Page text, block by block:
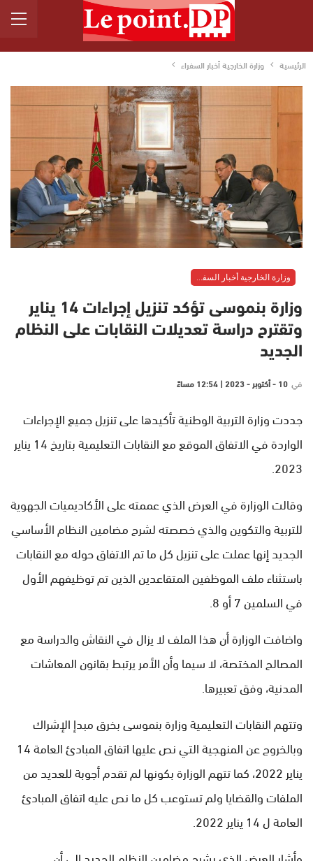
الرئيسية وزارة الخارجية أخبار السفراء
وزارة الخارجية أخبار السفراء
وزارة بنموسى تؤكد تنزيل إجراءات 14 يناير
وتقترح دراسة تعديلات النقابات على النظام
الجديد
في 10 - أكتوبر - 2023 | 12:54 مساءً
جددت وزارة التربية الوطنية تأكيدها على تنزيل جميع الإجراءات
الواردة في الاتفاق الموقع مع النقابات التعليمية بتاريخ 14 يناير
2023.
وقالت الوزارة في العرض الذي عممته على الأكاديميات الجهوية
للتربية والتكوين والذي خصصته لشرح مضامين النظام الأساسي
الجديد إنها عملت على تنزيل كل ما تم الاتفاق حوله مع النقابات
باستثناء ملف الموظفين المتقاعدين الذين تم توظيفهم الأول
في السلمين 7 أو 8.
واضافت الوزارة أن هذا الملف لا يزال في النقاش والدراسة مع
المصالح المختصة، لا سيما وأن الأمر يرتبط بقانون المعاشات
المدنية، وفق تعبيرها.
وتتهم النقابات التعليمية وزارة بنموسى بخرق مبدإ الإشراك
وبالخروج عن المنهجية التي نص عليها اتفاق المبادئ العامة 14
يناير 2022، كما تتهم الوزارة بكونها لم تقدم أجوبة للعديد من
الملفات والقضايا ولم تستوعب كل ما نص عليه اتفاق المبادئ
العامة ل 14 يناير 2022.